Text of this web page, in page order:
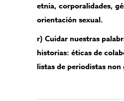
etnia, corporalidades,
orientación sexual.
r) Cuidar nuestras
historias: éticas de
listas de periodistas non